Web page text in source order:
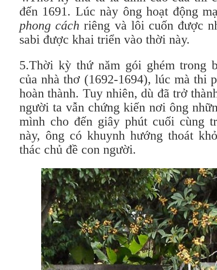
đến 1691. Lúc này ông hoạt động
phong cách riêng và lôi cuốn được
sabi được khai triển vào thời này.
5.Thời kỳ thứ năm gói ghém trong
của nhà thơ (1692-1694), lúc mà thi
hoàn thành. Tuy nhiên, dù đã trở
người ta vẫn chứng kiến nơi ông
mình cho đến giây phút cuối cùng
này, ông có khuynh hướng thoát
thác chủ đề con người.